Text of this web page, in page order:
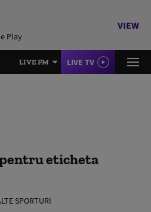
Play
VIEW
LIVE FM LIVE TV
eticheta
SPORTURI